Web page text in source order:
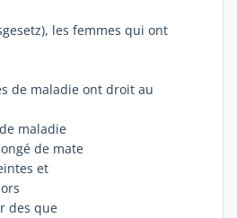
les femmes qui ont
de maladie ont droit au
maladie
de mate
et
des que